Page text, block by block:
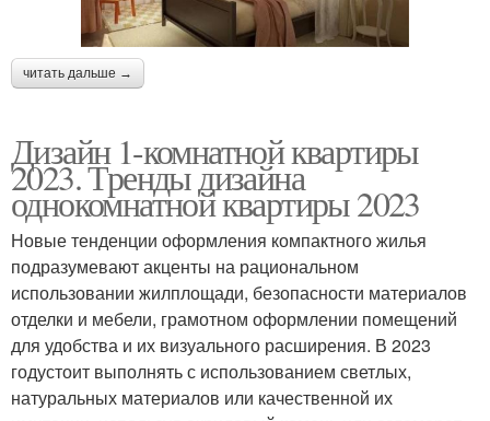
читать дальше →
Дизайн 1-комнатной квартиры
2023. Тренды дизайна
однокомнатной квартиры 2023
Новые тенденции оформления компактного жилья
подразумевают акценты на рациональном
использовании жилплощади, безопасности материалов
отделки и мебели, грамотном оформлении помещений
для удобства и их визуального расширения. В 2023
годустоит выполнять с использованием светлых,
натуральных материалов или качественной их